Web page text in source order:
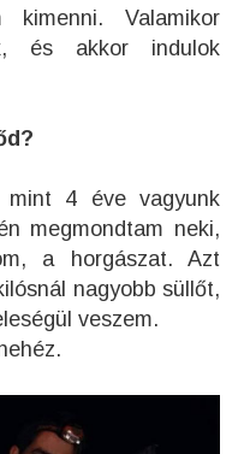
kimenni. Valamikor
és akkor indulok
4 éve vagyunk
megmondtam neki,
a horgászat. Azt
nagyobb süllőt,
veszem.